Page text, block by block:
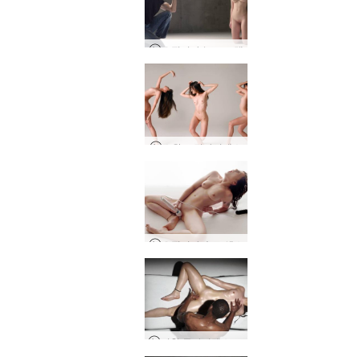
오필리아 누드 모델
소완 모던타이댄스
오필리아 솔로 섹스